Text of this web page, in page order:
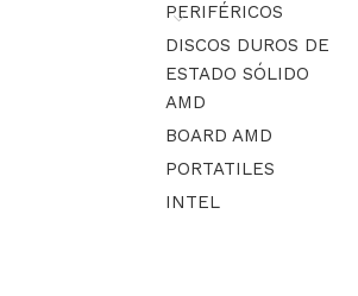
PERIFÉRICOS
DISCOS DUROS DE
ESTADO SÓLIDO
AMD
BOARD AMD
PORTATILES
INTEL